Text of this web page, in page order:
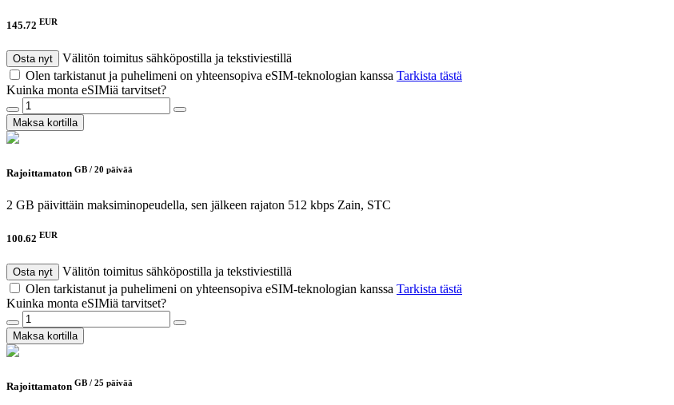
145.72 EUR
Osta nyt
Välitön toimitus sähköpostilla ja tekstiviestillä
Olen tarkistanut ja puhelimeni on yhteensopiva eSIM-teknologian kanssa Tarkista tästä
Kuinka monta eSIMiä tarvitset?
Maksa kortilla
Rajoittamaton GB / 20 päivää
2 GB päivittäin maksiminopeudella, sen jälkeen rajaton 512 kbps Zain, STC
100.62 EUR
Osta nyt
Välitön toimitus sähköpostilla ja tekstiviestillä
Olen tarkistanut ja puhelimeni on yhteensopiva eSIM-teknologian kanssa Tarkista tästä
Kuinka monta eSIMiä tarvitset?
Maksa kortilla
Rajoittamaton GB / 25 päivää